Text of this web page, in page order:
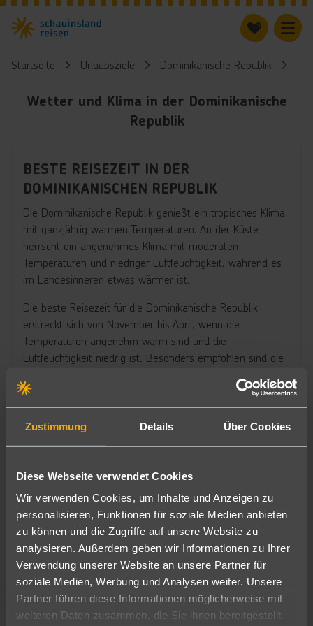
Zustimmung Details Über Cookies
Diese Webseite verwendet Cookies
Wir verwenden Cookies, um Inhalte und Anzeigen zu
personalisieren, Funktionen für soziale Medien anbieten
zu können und die Zugriffe auf unsere Website zu
analysieren. Außerdem geben wir Informationen zu Ihrer
Verwendung unserer Website an unsere Partner für
soziale Medien, Werbung und Analysen weiter. Unsere
Partner führen diese Informationen möglicherweise mit
weiteren Daten zusammen, die Sie ihnen bereitgestellt
Startseite Urlaubsziele Dominikanische Republik
Wetter und Klima in der Dominikanische
Republik
BESTE REISEZEIT IN DER
DOMINIKANISCHEN REPUBLIK
Die Dominikanische Republik genießt ein tropisches Klima
mit ganzjährig warmen Temperaturen. An der Küste
herrscht ein angenehmes Klima mit moderaten
Temperaturen und niedriger Luftfeuchtigkeit, während es
im Landesinneren etwas wärmer ist.
Die beste Reisezeit für die Dominikanische Republik
erstreckt sich von November bis April, wenn die
Temperaturen angenehm warm sind und die
Luftfeuchtigkeit niedrig ist. Besonders empfohlen sind die
Tagestemperaturen um die 25°C und kühleren Nächten
um die 20°C.
Ab Mai beginnt die Regenzeit, die bis Oktober dauert. In
auftreten, jedoch sind diese oft kurzlebig und
Die Küstenorte wie Punta Cana, Puerto Plata und Santo
Domingo bieten das ganze Jahr über perfekte
Bedingungen für Strandurlaub und Wassersportaktivitäten.
Die warmen Wintermonate eignen sich besonders gut für
Tauchen, Schnorcheln und andere Aktivitäten im
kristallklaren Wasser der Karibik.